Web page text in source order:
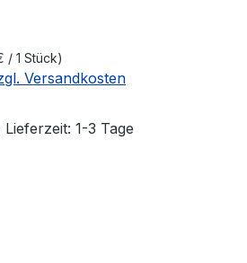
/ 1 Stück)
Versandkosten
1-3 Tage